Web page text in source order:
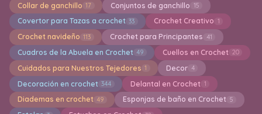
Collar de ganchillo 17 Conjuntos de ganchillo 15
Covertor para Tazas a crochet 33 Crochet Creativo 1
Crochet navideño 113 Crochet para Principantes 41
Cuadros de la Abuela en Crochet 49 Cuellos en Crochet 20
Cuidados para Nuestros Tejedores 1 Decor 4
Decoración en crochet 344 Delantal en Crochet 1
Diademas en crochet 49 Esponjas de baño en Crochet 5